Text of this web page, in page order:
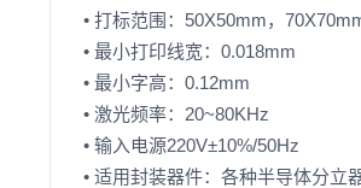
• 打标范围：50X50mm，
• 最小打印线宽：0.018mm
• 最小字高：0.12mm
• 激光频率：20~80KHz
• 输入电源220V±10%/50Hz
• 适用封装器件：各种半导体分立